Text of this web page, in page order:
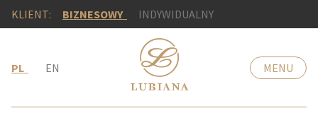
KLIENT: BIZNESOWY INDYWIDUALNY
PL EN MENU